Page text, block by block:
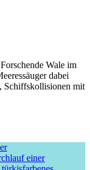
Wale im
dabei
Schiffskollisionen mit